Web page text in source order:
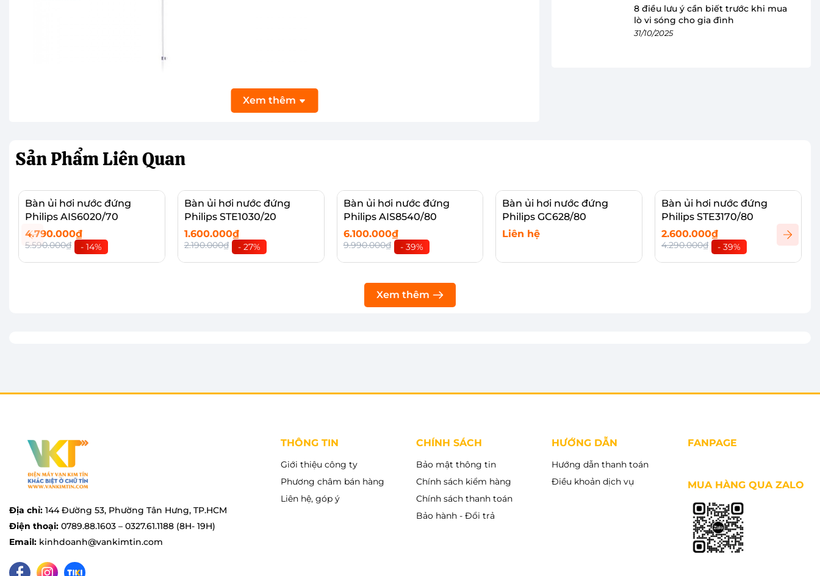
Bàn ủi hơi nước đứng Panasonic NI-GSD051GRA có công suất hoạt động mạnh mẽ 1500W làm nóng
nước nhanh chóng, bạn chỉ cần móc áo quần lên và thực hiện thao tác ủi, tiết kiệm đáng kể điện năng
quần có độ cứng khác nhau.
Xem thêm
8 điều lưu ý cần biết trước khi mua
lò vi sóng cho gia đình
31/10/2025
Sản PhẩmLiên Quan
Bàn ủi hơi nước đứng
Philips AIS6020/70
4.790.000₫
5.590.000₫ - 14%
Bàn ủi hơi nước đứng
Philips STE1030/20
1.600.000₫
2.190.000₫ - 27%
Bàn ủi hơi nước đứng
Philips AIS8540/80
6.100.000₫
9.990.000₫ - 39%
Bàn ủi hơi nước đứng
Philips GC628/80
Liên hệ
Bàn ủi hơi nước đứng
Philips STE3170/80
2.600.000₫
4.290.000₫ - 39%
Xem thêm
Địa chỉ: 144 Đường 53, Phường Tân Hưng, TP.HCM
Điện thoại: 0789.88.1603 – 0327.61.1188 (8H- 19H)
Email: kinhdoanh@vankimtin.com
THÔNG TIN
Giới thiệu công ty
Phương châm bán hàng
Liên hệ, góp ý
CHÍNH SÁCH
Bảo mật thông tin
Chính sách kiểm hàng
Chính sách thanh toán
Bảo hành - Đổi trả
HƯỚNG DẪN
Hướng dẫn thanh toán
Điều khoản dịch vụ
FANPAGE
MUA HÀNG QUA ZALO